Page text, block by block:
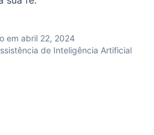
em abril 22, 2024
de Inteligência Artificial